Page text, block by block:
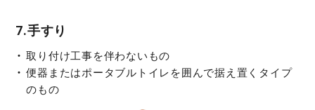
7.手すり
取り付け工事を伴わないもの
便器またはポータブルトイレを囲んで据え置くタイプ
のもの